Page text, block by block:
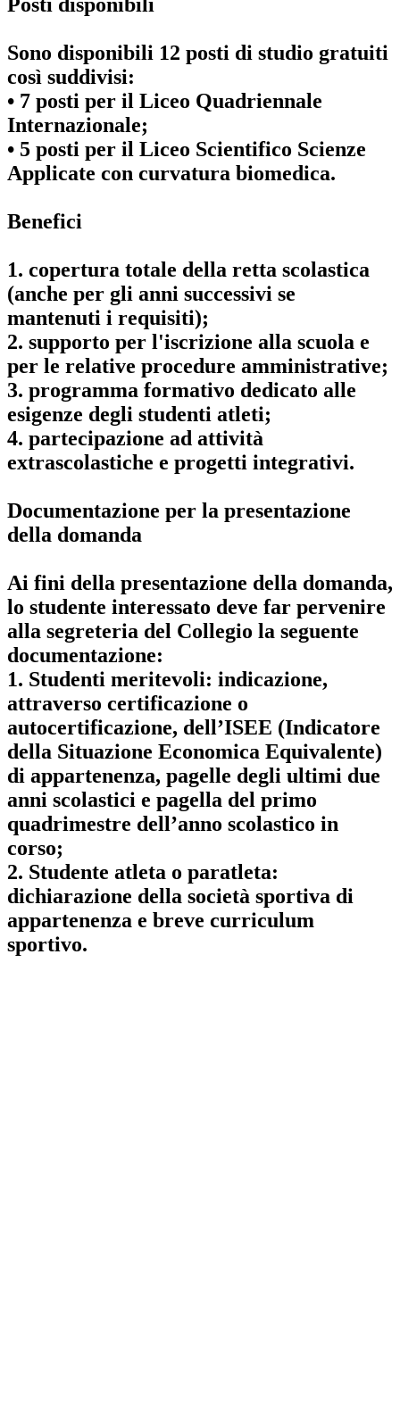
Sono disponibili 12 posti di studio gratuiti
così suddivisi:
• 7 posti per il Liceo Quadriennale
Internazionale;
• 5 posti per il Liceo Scientifico Scienze
Applicate con curvatura biomedica.
Benefici
1. copertura totale della retta scolastica
(anche per gli anni successivi se
mantenuti i requisiti);
2. supporto per l'iscrizione alla scuola e
per le relative procedure amministrative;
3. programma formativo dedicato alle
esigenze degli studenti atleti;
4. partecipazione ad attività
extrascolastiche e progetti integrativi.
Documentazione per la presentazione
della domanda
Ai fini della presentazione della domanda,
lo studente interessato deve far pervenire
alla segreteria del Collegio la seguente
documentazione:
1. Studenti meritevoli: indicazione,
attraverso certificazione o
autocertificazione, dell’ISEE (Indicatore
della Situazione Economica Equivalente)
di appartenenza, pagelle degli ultimi due
anni scolastici e pagella del primo
quadrimestre dell’anno scolastico in
corso;
2. Studente atleta o paratleta:
dichiarazione della società sportiva di
appartenenza e breve curriculum
sportivo.